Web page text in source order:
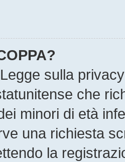
sulla
che
minori di età
una richiesta
la